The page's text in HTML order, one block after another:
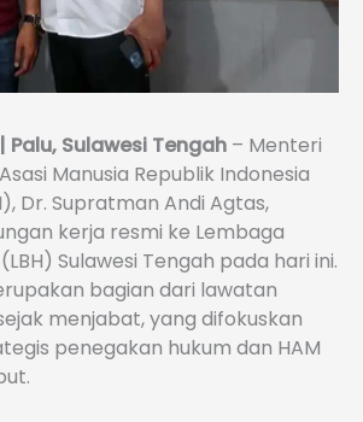
Palu, Sulawesi Tengah – Menteri
Manusia Republik Indonesia
Dr. Supratman Andi Agtas,
kerja resmi ke Lembaga
Sulawesi Tengah pada hari ini.
bagian dari lawatan
menjabat, yang difokuskan
penegakan hukum dan HAM